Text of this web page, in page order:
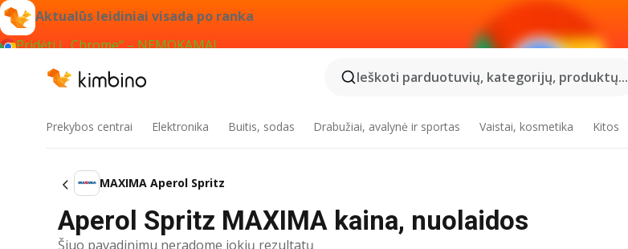
Aktualūs leidiniai visada po ranka
Pridėti į „Chrome“ – NEMOKAMAI
Ieškoti parduotuvių, kategorijų, produktų...
Prekybos centrai Elektronika Buitis, sodas Drabužiai, avalynė ir sportas Vaistai, kosmetika Kitos
MAXIMA Aperol Spritz
Aperol Spritz MAXIMA kaina, nuolaidos
Šiuo pavadinimu neradome jokių rezultatų